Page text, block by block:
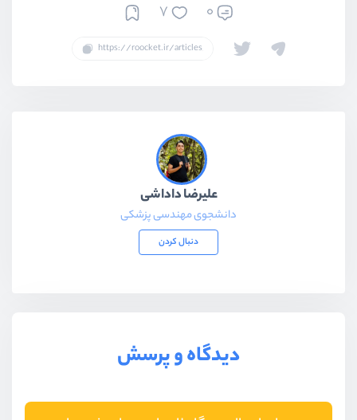
0
7
علیرضا داداشی
دانشجوی مهندسی پزشکی
دنبال کردن
دیدگاه و پرسش